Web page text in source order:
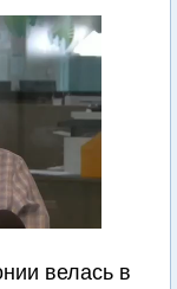
велась в